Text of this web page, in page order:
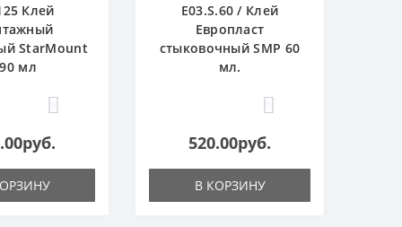
Клей
StarMount
мл
E03.S.60 / Клей
Европласт
стыковочный SMP 60
мл.
520.00руб.
В КОРЗИНУ